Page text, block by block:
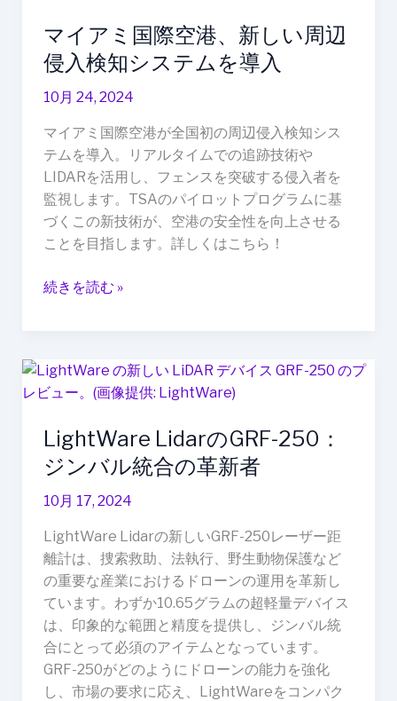
マイアミ国際空港、新しい周辺
侵入検知システムを導入
10月 24, 2024
マイアミ国際空港が全国初の周辺侵入検知シス
テムを導入。リアルタイムでの追跡技術や
LIDARを活用し、フェンスを突破する侵入者を
監視します。TSAのパイロットプログラムに基
づくこの新技術が、空港の安全性を向上させる
ことを目指します。詳しくはこちら！
ミ
国
際
空
新
し
い
周
辺
侵
検
ス
テ
を
入
続きを読む »
LightWare LidarのGRF-250：
ジンバル統合の革新者
10月 17, 2024
LightWare Lidarの新しいGRF-250レーザー距
離計は、捜索救助、法執行、野生動物保護など
の重要な産業におけるドローンの運用を革新し
ています。わずか10.65グラムの超軽量デバイス
は、印象的な範囲と精度を提供し、ジンバル統
合にとって必須のアイテムとなっています。
GRF-250がどのようにドローンの能力を強化
し、市場の要求に応え、LightWareをコンパク
LightWare
Lidar
GRF-
250：
ジ
ン
ル
統
合
の
革
新
者